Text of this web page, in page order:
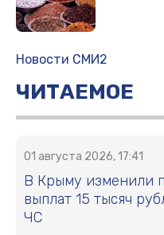
Новости СМИ2
ЧИТАЕМОЕ
01 августа 2026, 17:41
В Крыму изменили
выплат 15 тысяч
ЧС